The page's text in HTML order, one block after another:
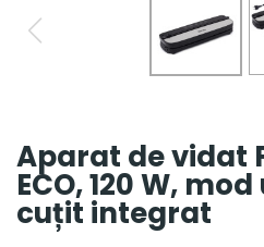
Aparat de vidat
ECO, 120 W,
cuțit integrat